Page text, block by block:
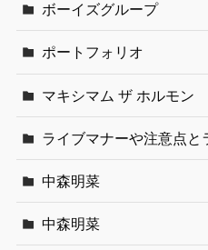
ボーイズグループ
ポートフォリオ
マキシマム ザ ホルモン
ライブマナーや注意点と
中森明菜
中森明菜